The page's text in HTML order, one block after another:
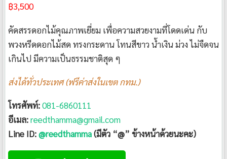
฿3,500
คัดสรรดอกไม้คุณภาพเยี่ยม เพื่อความสวยงามที่โดดเด่น กับ
พวงหรีดดอกไม้สด ทรงกระดาน โทนสีขาว น้ำเงิน ม่วง ไม่จืดจน
เกินไป มีความเป็นธรรมชาติสุด ๆ
ส่งได้ทั่วประเทศ (ฟรีค่าส่งในเขต กทม.)
โทรศัพท์:081-6860111
อีเมล:reedthamma@gmail.com
Line ID:@reedthamma(มีตัว “@” ข้างหน้าด้วยนะคะ)